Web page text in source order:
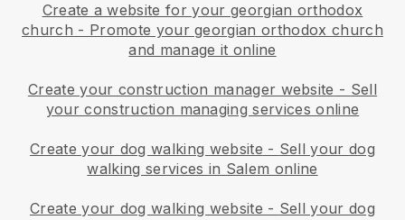
Create a website for your georgian orthodox
church - Promote your georgian orthodox church
and manage it online
Create your construction manager website - Sell
your construction managing services online
Create your dog walking website - Sell your dog
walking services in Salem online
Create your dog walking website - Sell your dog